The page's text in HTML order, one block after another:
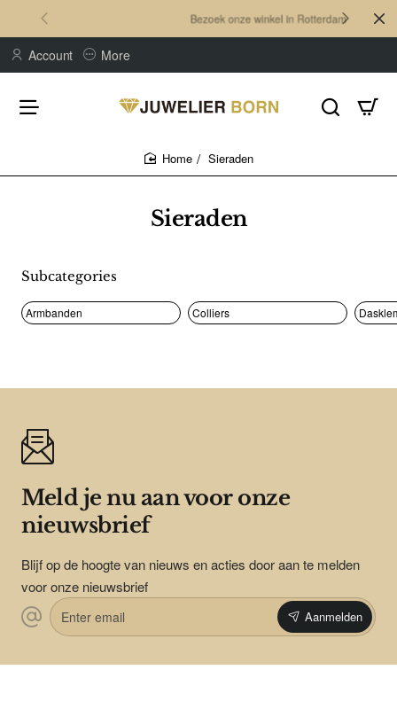
Bezoek onze winkel in Rotterdam
Account More
Sieraden
Sieraden
Subcategories
Armbanden Colliers
Meld je nu aan voor onze
nieuwsbrief
Blijf op de hoogte van nieuws en acties door aan te melden
voor onze nieuwsbrief
Enter
email
Aanmelden